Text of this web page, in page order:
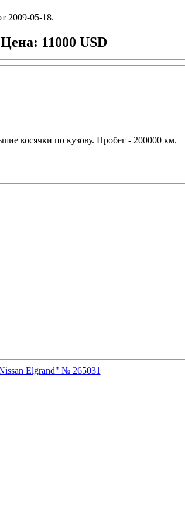
2009-05-18.
11000 USD
косячки по кузову. Пробег - 200000 км.
Elgrand" № 265031